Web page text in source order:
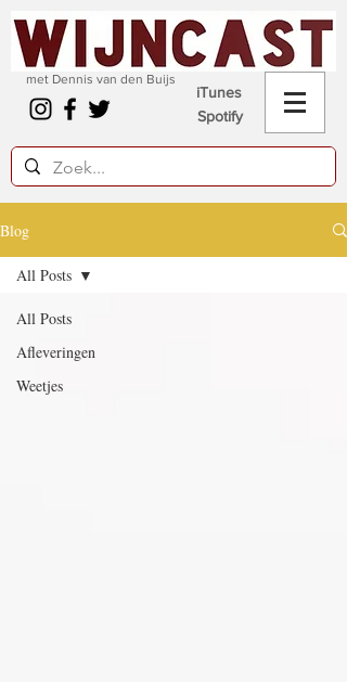
met Dennis van den Buijs
iTunes
Spotify
Blog
All Posts
Afleveringen
Weetjes
All Posts